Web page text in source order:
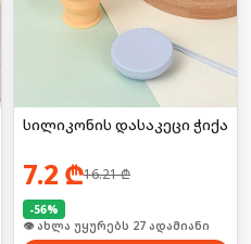
სილიკონის დასაკეცი ჭიქა
7.2 ₾16.21₾
-56%
🛒 ბოლო 24სთ-ში იყიდა 41-მა